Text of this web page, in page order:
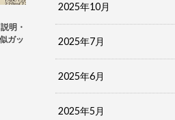
明・
ガッ
2025年10月
2025年7月
2025年6月
2025年5月